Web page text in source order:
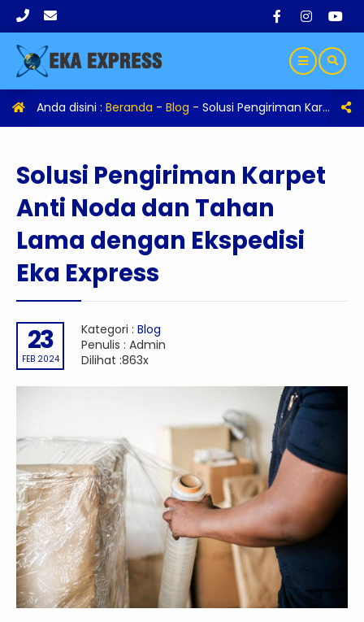
Anda disini : Beranda - Blog - Solusi Pengiriman Karpet Anti Noda dan Tahan Lama dengan Ekspedisi Eka Express
Solusi Pengiriman Karpet
Anti Noda dan Tahan
Lama dengan Ekspedisi
Eka Express
23
FEB 2024
Kategori : Blog
Penulis : Admin
Dilihat :863x